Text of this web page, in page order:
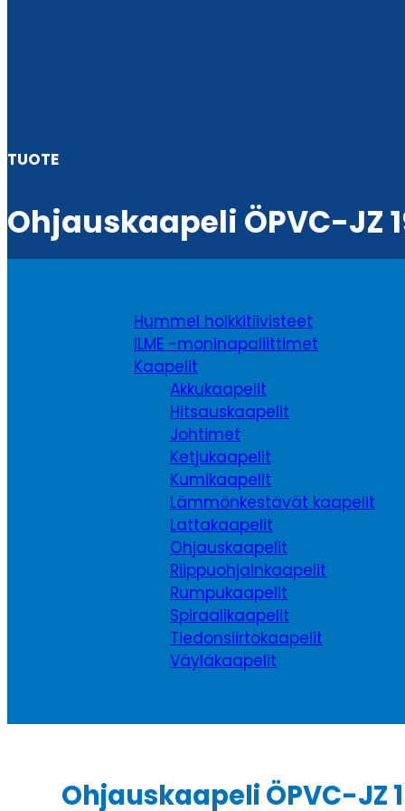
TUOTE
Ohjauskaapeli ÖPVC-JZ
Hummel holkkitiivisteet
ILME -moninapaliittimet
Kaapelit
Akkukaapelit
Hitsauskaapelit
Johtimet
Ketjukaapelit
Kumikaapelit
Lämmönkestävät kaapelit
Lattakaapelit
Ohjauskaapelit
Riippuohjainkaapelit
Rumpukaapelit
Spiraalikaapelit
Tiedonsiirtokaapelit
Väyläkaapelit
Ohjauskaapeli ÖPVC-JZ